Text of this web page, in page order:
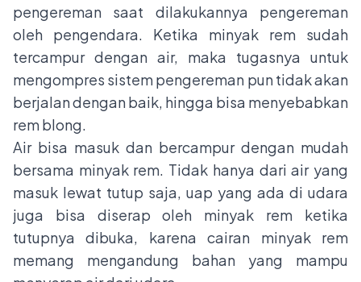
pengereman saat dilakukannya pengereman
oleh pengendara. Ketika minyak rem sudah
tercampur dengan air, maka tugasnya untuk
mengompres sistem pengereman pun tidak akan
berjalan dengan baik, hingga bisa menyebabkan
rem blong.
Air bisa masuk dan bercampur dengan mudah
bersama minyak rem. Tidak hanya dari air yang
masuk lewat tutup saja, uap yang ada di udara
juga bisa diserap oleh minyak rem ketika
tutupnya dibuka, karena cairan minyak rem
memang mengandung bahan yang mampu